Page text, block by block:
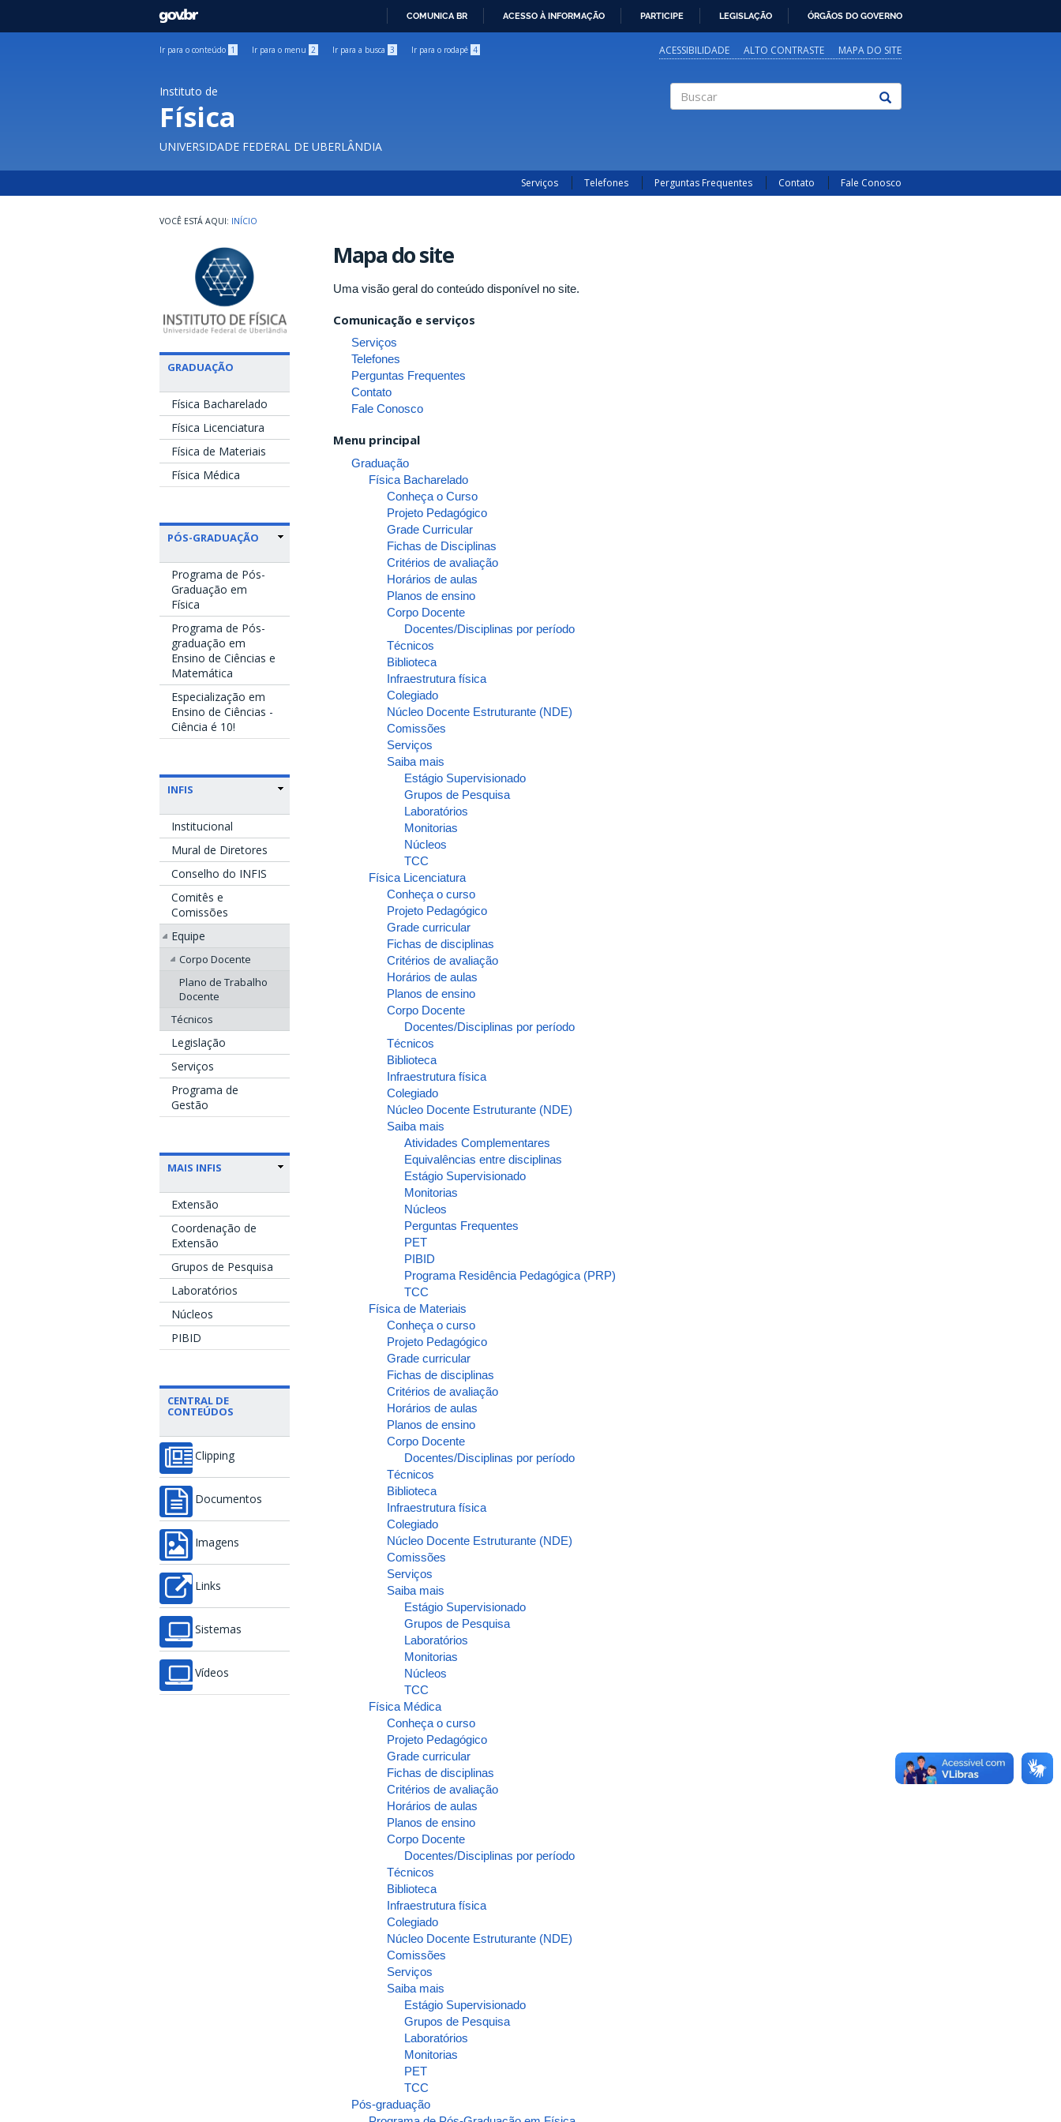
GOVBR
COMUNICA BR ACESSO À INFORMAÇÃO PARTICIPE LEGISLAÇÃO ÓRGÃOS DO GOVERNO
Ir para o conteúdo 1 Ir para o menu 2 Ir para a busca 3 Ir para o rodapé 4 ACESSIBILIDADE ALTO CONTRASTE MAPA DO SITE
Instituto de
Física
UNIVERSIDADE FEDERAL DE UBERLÂNDIA
Serviços Telefones Perguntas Frequentes Contato Fale Conosco
INÍCIO
GRADUAÇÃO
Física Bacharelado
Física Licenciatura
Física de Materiais
Física Médica
PÓS-GRADUAÇÃO
Programa de Pós-
Graduação em
Física
Programa de Pós-
graduação em
Ensino de Ciências e
Matemática
Especialização em
Ensino de Ciências -
Ciência é 10!
INFIS
Institucional
Mural de Diretores
Conselho do INFIS
Comitês e
Comissões
Equipe
Corpo Docente
Plano de Trabalho
Docente
Técnicos
Legislação
Serviços
Programa de
Gestão
MAIS INFIS
Extensão
Coordenação de
Extensão
Grupos de Pesquisa
Laboratórios
Núcleos
PIBID
CENTRAL DE
CONTEÚDOS
Clipping
Documentos
Imagens
Links
Sistemas
Vídeos
Mapa do site
Uma visão geral do conteúdo disponível no site.
Comunicação e serviços
Serviços
Telefones
Perguntas Frequentes
Contato
Fale Conosco
Menu principal
Graduação
Física Bacharelado
Conheça o Curso
Projeto Pedagógico
Grade Curricular
Fichas de Disciplinas
Critérios de avaliação
Horários de aulas
Planos de ensino
Corpo Docente
Docentes/Disciplinas por período
Técnicos
Biblioteca
Infraestrutura física
Colegiado
Núcleo Docente Estruturante (NDE)
Comissões
Serviços
Saiba mais
Estágio Supervisionado
Grupos de Pesquisa
Laboratórios
Monitorias
Núcleos
TCC
Física Licenciatura
Conheça o curso
Projeto Pedagógico
Grade curricular
Fichas de disciplinas
Critérios de avaliação
Horários de aulas
Planos de ensino
Corpo Docente
Docentes/Disciplinas por período
Técnicos
Biblioteca
Infraestrutura física
Colegiado
Núcleo Docente Estruturante (NDE)
Saiba mais
Atividades Complementares
Equivalências entre disciplinas
Estágio Supervisionado
Monitorias
Núcleos
Perguntas Frequentes
PET
PIBID
Programa Residência Pedagógica (PRP)
TCC
Física de Materiais
Conheça o curso
Projeto Pedagógico
Grade curricular
Fichas de disciplinas
Critérios de avaliação
Horários de aulas
Planos de ensino
Corpo Docente
Docentes/Disciplinas por período
Técnicos
Biblioteca
Infraestrutura física
Colegiado
Núcleo Docente Estruturante (NDE)
Comissões
Serviços
Saiba mais
Estágio Supervisionado
Grupos de Pesquisa
Laboratórios
Monitorias
Núcleos
TCC
Física Médica
Conheça o curso
Projeto Pedagógico
Grade curricular
Fichas de disciplinas
Critérios de avaliação
Horários de aulas
Planos de ensino
Corpo Docente
Docentes/Disciplinas por período
Técnicos
Biblioteca
Infraestrutura física
Colegiado
Núcleo Docente Estruturante (NDE)
Comissões
Serviços
Saiba mais
Estágio Supervisionado
Grupos de Pesquisa
Laboratórios
Monitorias
PET
TCC
Pós-graduação